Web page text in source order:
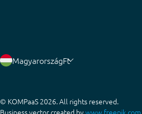
MagyarországFt
© KOMPaaS 2026. All rights reserved.